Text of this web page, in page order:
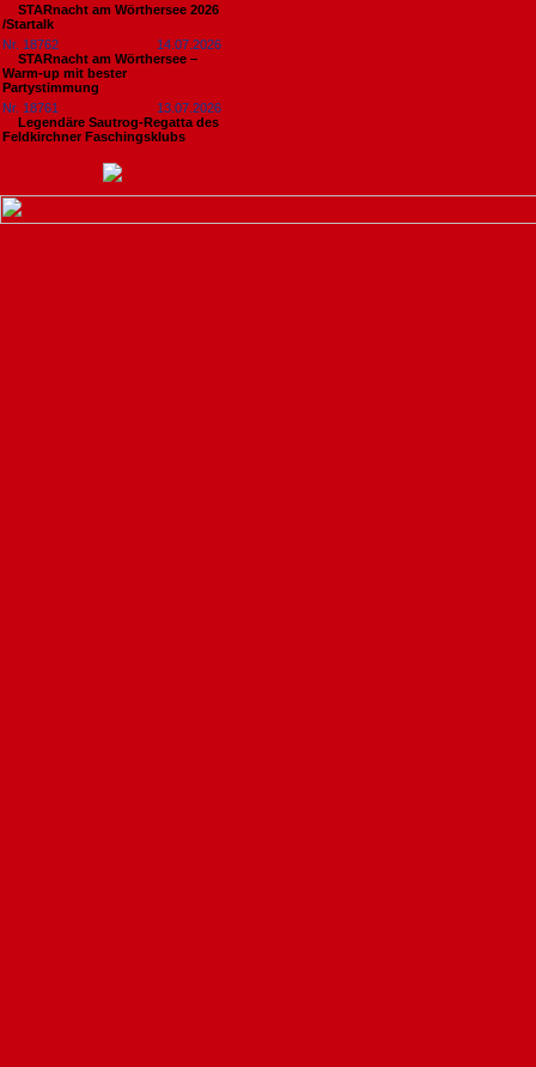
STARnacht am Wörthersee 2026
/Startalk
Nr. 18762
14.07.2026
STARnacht am Wörthersee –
Warm-up mit bester
Partystimmung
Nr. 18761
13.07.2026
Legendäre Sautrog-Regatta des
Feldkirchner Faschingsklubs